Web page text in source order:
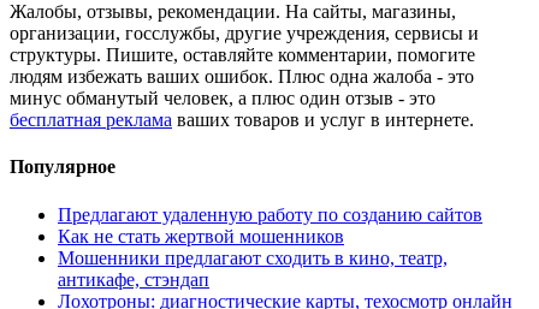
Жалобы, отзывы, рекомендации. На сайты, магазины,
организации, госслужбы, другие учреждения, сервисы и
структуры. Пишите, оставляйте комментарии, помогите
людям избежать ваших ошибок. Плюс одна жалоба - это
минус обманутый человек, а плюс один отзыв - это
бесплатная реклама ваших товаров и услуг в интернете.
Популярное
Предлагают удаленную работу по созданию сайтов
Как не стать жертвой мошенников
Мошенники предлагают сходить в кино, театр,
антикафе, стэндап
Лохотроны: диагностические карты, техосмотр онлайн